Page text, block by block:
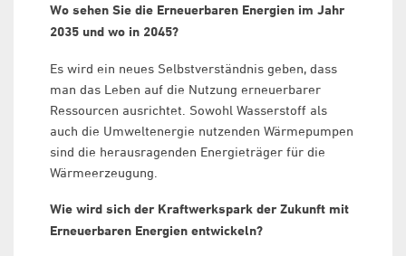
Wo sehen Sie die Erneuerbaren Energien im Jahr
2035 und wo in 2045?
Es wird ein neues Selbstverständnis geben, dass
man das Leben auf die Nutzung erneuerbarer
Ressourcen ausrichtet. Sowohl Wasserstoff als
auch die Umweltenergie nutzenden Wärmepumpen
sind die herausragenden Energieträger für die
Wärmeerzeugung.
Wie wird sich der Kraftwerkspark der Zukunft mit
Erneuerbaren Energien entwickeln?